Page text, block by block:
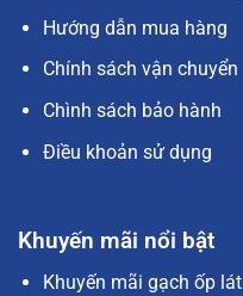
Hướng dẫn mua hàng
Chính sách vận chuyển
Chình sách bảo hành
Điều khoản sử dụng
Khuyến mãi nổi bật
Khuyến mãi gạch ốp lát